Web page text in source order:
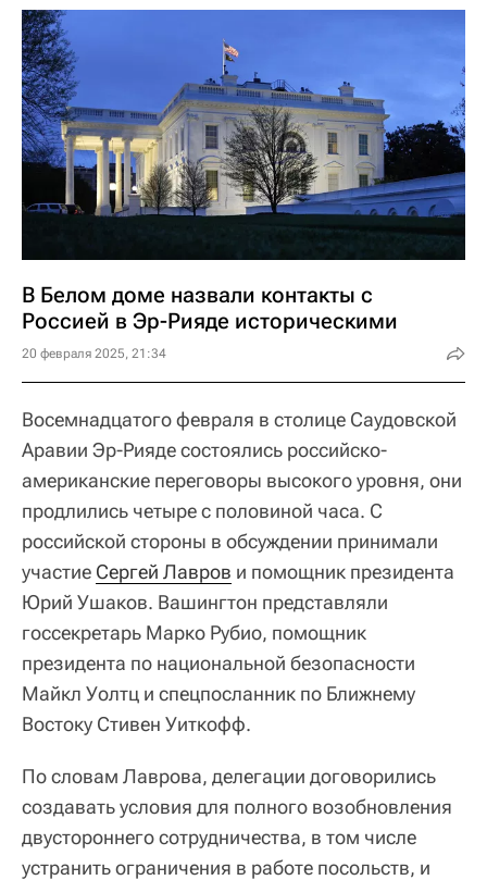
В Белом доме назвали контакты с
Россией в Эр-Рияде историческими
20 февраля 2025, 21:34
Восемнадцатого февраля в столице Саудовской
Аравии Эр-Рияде состоялись российско-
американские переговоры высокого уровня, они
продлились четыре с половиной часа. С
российской стороны в обсуждении принимали
участие Сергей Лавров и помощник президента
Юрий Ушаков. Вашингтон представляли
госсекретарь Марко Рубио, помощник
президента по национальной безопасности
Майкл Уолтц и спецпосланник по Ближнему
Востоку Стивен Уиткофф.
По словам Лаврова, делегации договорились
создавать условия для полного возобновления
двустороннего сотрудничества, в том числе
устранить ограничения в работе посольств, и